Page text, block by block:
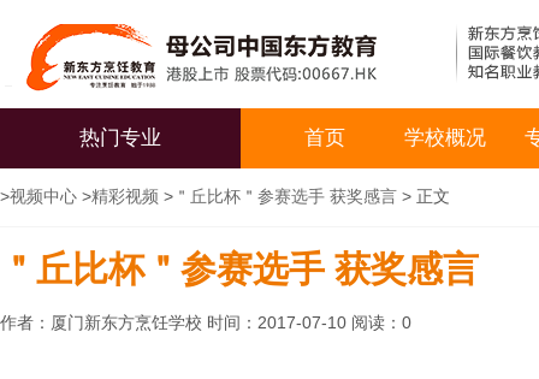
热门专业 首页 学校概况
>视频中心 >精彩视频 > ＂丘比杯＂参赛选手 获奖感言 > 正文
＂丘比杯＂参赛选手 获奖感言
作者：厦门新东方烹饪学校 时间：2017-07-10 阅读： 0